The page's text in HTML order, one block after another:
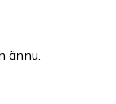
ännu.